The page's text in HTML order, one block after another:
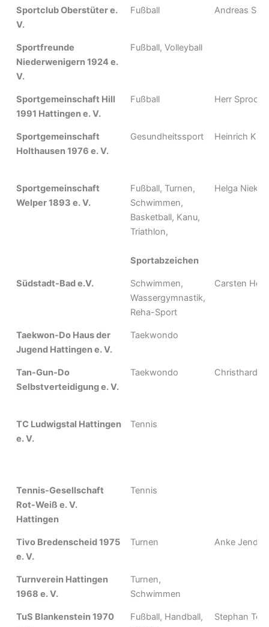
Sportclub Oberstüter e.
V.
Fußball Andreas
Sportfreunde
Niederwenigern 1924 e.
V.
Fußball, Volleyball
Sportgemeinschaft Hill
1991 Hattingen e. V.
Fußball Herr Sprock
Sportgemeinschaft
Holthausen 1976 e. V.
Gesundheitssport Heinrich
Sportgemeinschaft
Welper 1893 e. V.
Fußball, Turnen,
Schwimmen,
Basketball, Kanu,
Triathlon,
Sportabzeichen
Helga
Südstadt-Bad e.V.
Schwimmen,
Wassergymnastik,
Reha-Sport
Carsten
Taekwon-Do Haus der
Jugend Hattingen e. V.
Taekwondo
Tan-Gun-Do
Selbstverteidigung e. V.
Taekwondo Christhard
TC Ludwigstal Hattingen
e. V.
Tennis
Tennis-Gesellschaft
Rot-Weiß e. V.
Hattingen
Tennis
Tivo Bredenscheid 1975
e. V.
Turnen Anke
Turnverein Hattingen
1968 e. V.
Turnen,
Schwimmen
TuS Blankenstein 1970
Fußball, Handball,
Stephan